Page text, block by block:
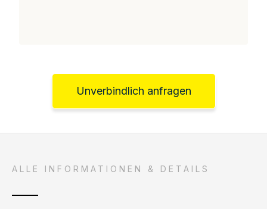
Unverbindlich anfragen
ALLE INFORMATIONEN & DETAILS